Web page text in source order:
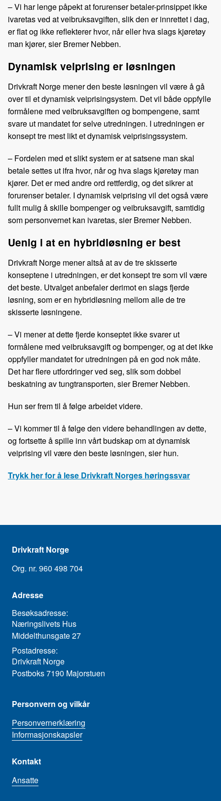
– Vi har lenge påpekt at forurenser betaler-prinsippet ikke
ivaretas ved at veibruksavgiften, slik den er innrettet i dag,
er flat og ikke reflekterer hvor, når eller hva slags kjøretøy
man kjører, sier Bremer Nebben.
Dynamisk veiprising er løsningen
Drivkraft Norge mener den beste løsningen vil være å gå
over til et dynamisk veiprisingsystem. Det vil både oppfylle
formålene med veibruksavgiften og bompengene, samt
svare ut mandatet for selve utredningen. I utredningen er
konsept tre mest likt et dynamisk veiprisingssystem.
– Fordelen med et slikt system er at satsene man skal
betale settes ut ifra hvor, når og hva slags kjøretøy man
kjører. Det er med andre ord rettferdig, og det sikrer at
forurenser betaler. I dynamisk veiprising vil det også være
fullt mulig å skille bompenger og veibruksavgift, samtidig
som personvernet kan ivaretas, sier Bremer Nebben.
Uenig i at en hybridløsning er best
Drivkraft Norge mener altså at av de tre skisserte
konseptene i utredningen, er det konsept tre som vil være
det beste. Utvalget anbefaler derimot en slags fjerde
løsning, som er en hybridløsning mellom alle de tre
skisserte løsningene.
– Vi mener at dette fjerde konseptet ikke svarer ut
formålene med veibruksavgift og bompenger, og at det ikke
oppfyller mandatet for utredningen på en god nok måte.
Det har flere utfordringer ved seg, slik som dobbel
beskatning av tungtransporten, sier Bremer Nebben.
Hun ser frem til å følge arbeidet videre.
– Vi kommer til å følge den videre behandlingen av dette,
og fortsette å spille inn vårt budskap om at dynamisk
veiprising vil være den beste løsningen, sier hun.
Trykk her for å lese Drivkraft Norges høringssvar
Drivkraft Norge
Org. nr. 960 498 704
Adresse
Besøksadresse:
Næringslivets Hus
Middelthunsgate 27
Postadresse:
Drivkraft Norge
Postboks 7190 Majorstuen
Personvern og vilkår
Personvernerklæring
Informasjonskapsler
Kontakt
Ansatte